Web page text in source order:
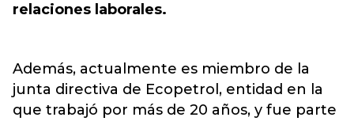
relaciones laborales.
Además, actualmente es miembro de la
junta directiva de Ecopetrol, entidad en la
que trabajó por más de 20 años, y fue parte